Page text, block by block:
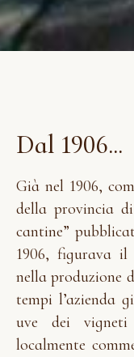
Dal 1906...
Già nel 1906,
della provincia
cantine”
1906, figurava
nella produzione
tempi l’azienda
uve dei
localmente